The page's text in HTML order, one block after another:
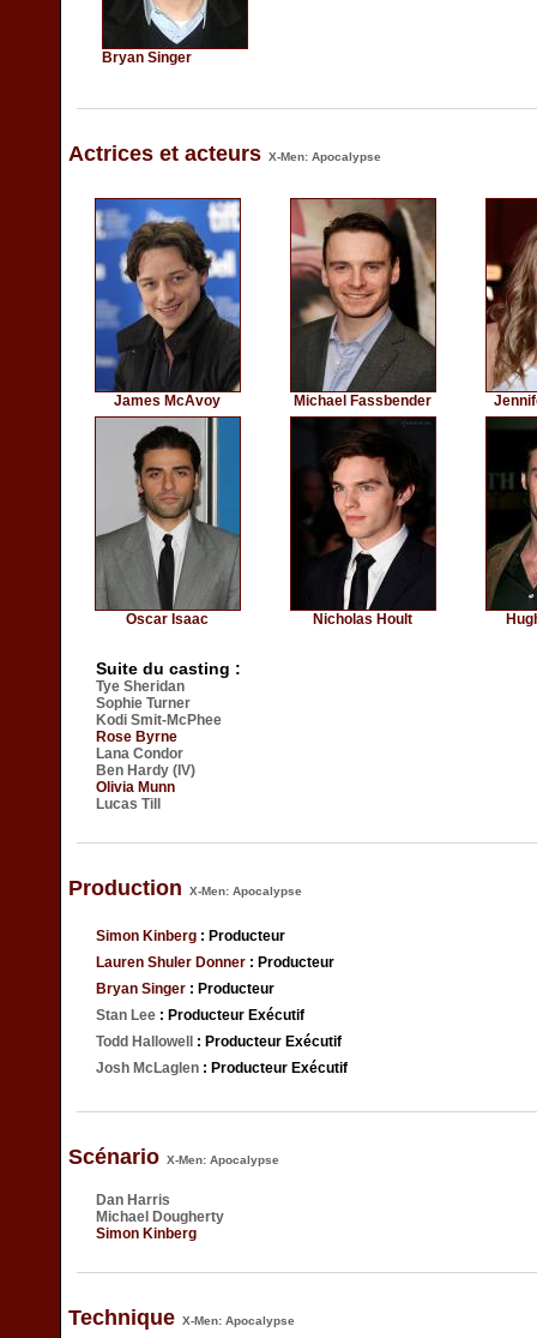
Bryan Singer
Actrices et acteurs X-Men: Apocalypse
James McAvoy Michael Fassbender
Oscar Isaac Nicholas Hoult
Suite du casting :
Tye Sheridan
Sophie Turner
Kodi Smit-McPhee
Rose Byrne
Lana Condor
Ben Hardy (IV)
Olivia Munn
Lucas Till
Production X-Men: Apocalypse
Simon Kinberg : Producteur
Lauren Shuler Donner : Producteur
Bryan Singer : Producteur
Stan Lee : Producteur Exécutif
Todd Hallowell
: Producteur Exécutif
Josh McLaglen : Producteur Exécutif
Scénario X-Men: Apocalypse
Dan Harris
Michael Dougherty
Simon Kinberg
Technique X-Men: Apocalypse